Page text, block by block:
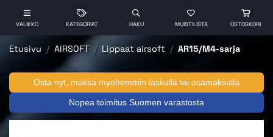
VALIKKO KATEGORIAT HAKU MUISTILISTA OSTOSKORI
Etusivu AIRSOFT Lippaat airsoft AR15/M4-sarja
Osta nyt, maksa myöhemmin laskulla tai osamaksulla
Nopea toimitus Suomen varastosta